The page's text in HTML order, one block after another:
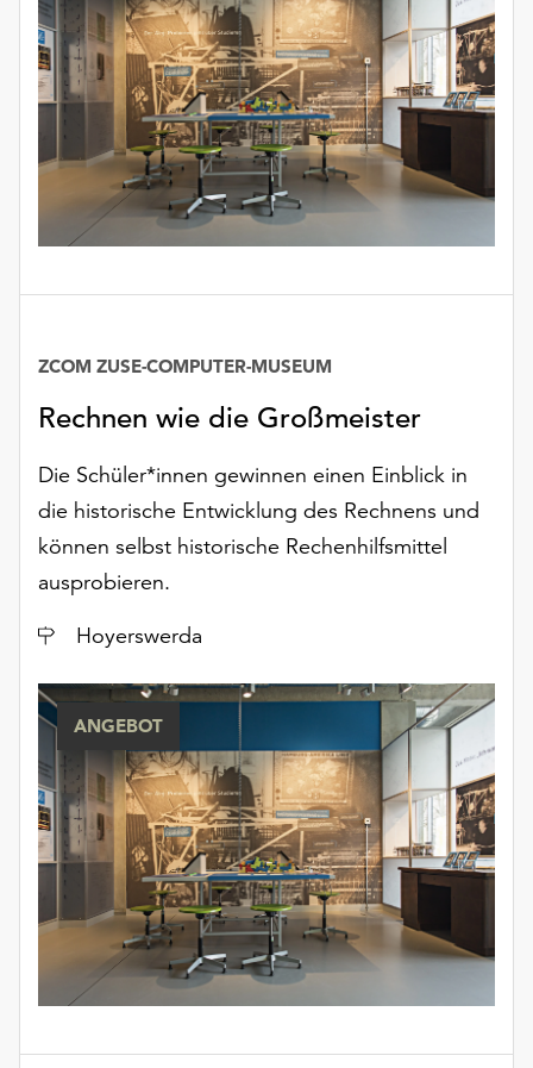
unserer
Datenschutzerklärung
oder
dem
Impressum
Rechnen wie die Großmeister
ZCOM ZUSE-COMPUTER-MUSEUM
Die Schüler*innen gewinnen einen Einblick in
die historische Entwicklung des Rechnens und
können selbst historische Rechenhilfsmittel
ausprobieren.
Ort
Hoyerswerda
ANGEBOT